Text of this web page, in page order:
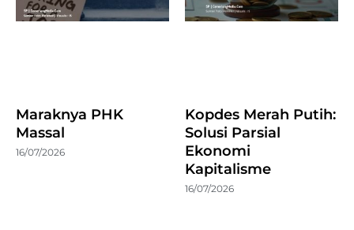
Maraknya PHK
Massal
16/07/2026
Kopdes Merah Putih:
Solusi Parsial
Ekonomi
Kapitalisme
16/07/2026